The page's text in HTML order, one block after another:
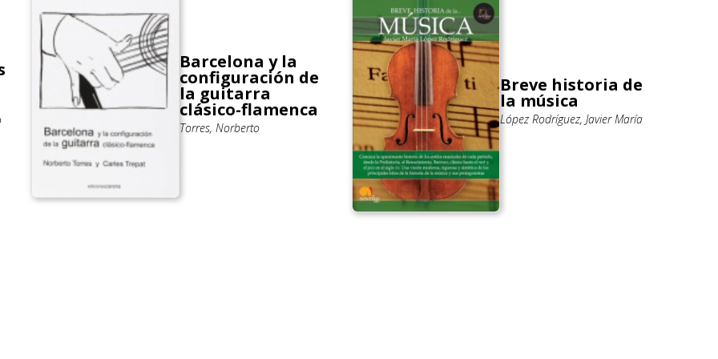
Barcelona y la
configuración de
la guitarra
clásico-flamenca
Torres, Norberto
Breve historia de
la música
López Rodríguez, Javier María